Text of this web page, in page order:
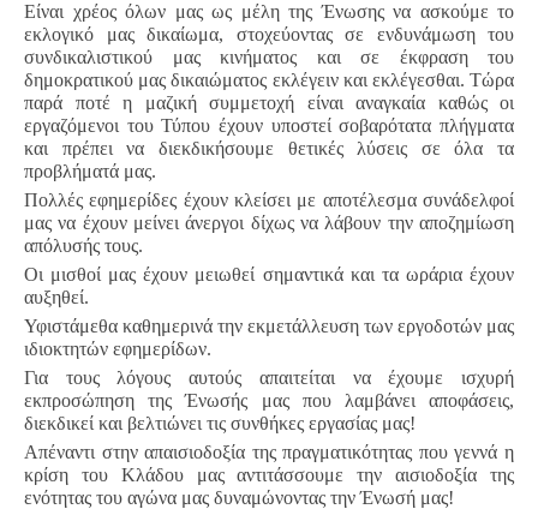
Είναι χρέος όλων μας ως μέλη της Ένωσης να ασκούμε το
εκλογικό μας δικαίωμα, στοχεύοντας σε ενδυνάμωση του
συνδικαλιστικού μας κινήματος και σε έκφραση του
δημοκρατικού μας δικαιώματος εκλέγειν και εκλέγεσθαι. Τώρα
παρά ποτέ η μαζική συμμετοχή είναι αναγκαία καθώς οι
εργαζόμενοι του Τύπου έχουν υποστεί σοβαρότατα πλήγματα
και πρέπει να διεκδικήσουμε θετικές λύσεις σε όλα τα
προβλήματά μας.
Πολλές εφημερίδες έχουν κλείσει με αποτέλεσμα συνάδελφοί
μας να έχουν μείνει άνεργοι δίχως να λάβουν την αποζημίωση
απόλυσής τους.
Οι μισθοί μας έχουν μειωθεί σημαντικά και τα ωράρια έχουν
αυξηθεί.
Υφιστάμεθα καθημερινά την εκμετάλλευση των εργοδοτών μας
ιδιοκτητών εφημερίδων.
Για τους λόγους αυτούς απαιτείται να έχουμε ισχυρή
εκπροσώπηση της Ένωσής μας που λαμβάνει αποφάσεις,
διεκδικεί και βελτιώνει τις συνθήκες εργασίας μας!
Απέναντι στην απαισιοδοξία της πραγματικότητας που γεννά η
κρίση του Kλάδου μας αντιτάσσουμε την αισιοδοξία της
ενότητας του αγώνα μας δυναμώνοντας την Ένωσή μας!